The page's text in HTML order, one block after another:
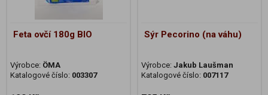
Feta ovčí 180g BIO
Výrobce: ÖMA
Katalogové číslo: 003307
Sýr Pecorino (na váhu)
Výrobce: Jakub Laušman
Katalogové číslo: 007117